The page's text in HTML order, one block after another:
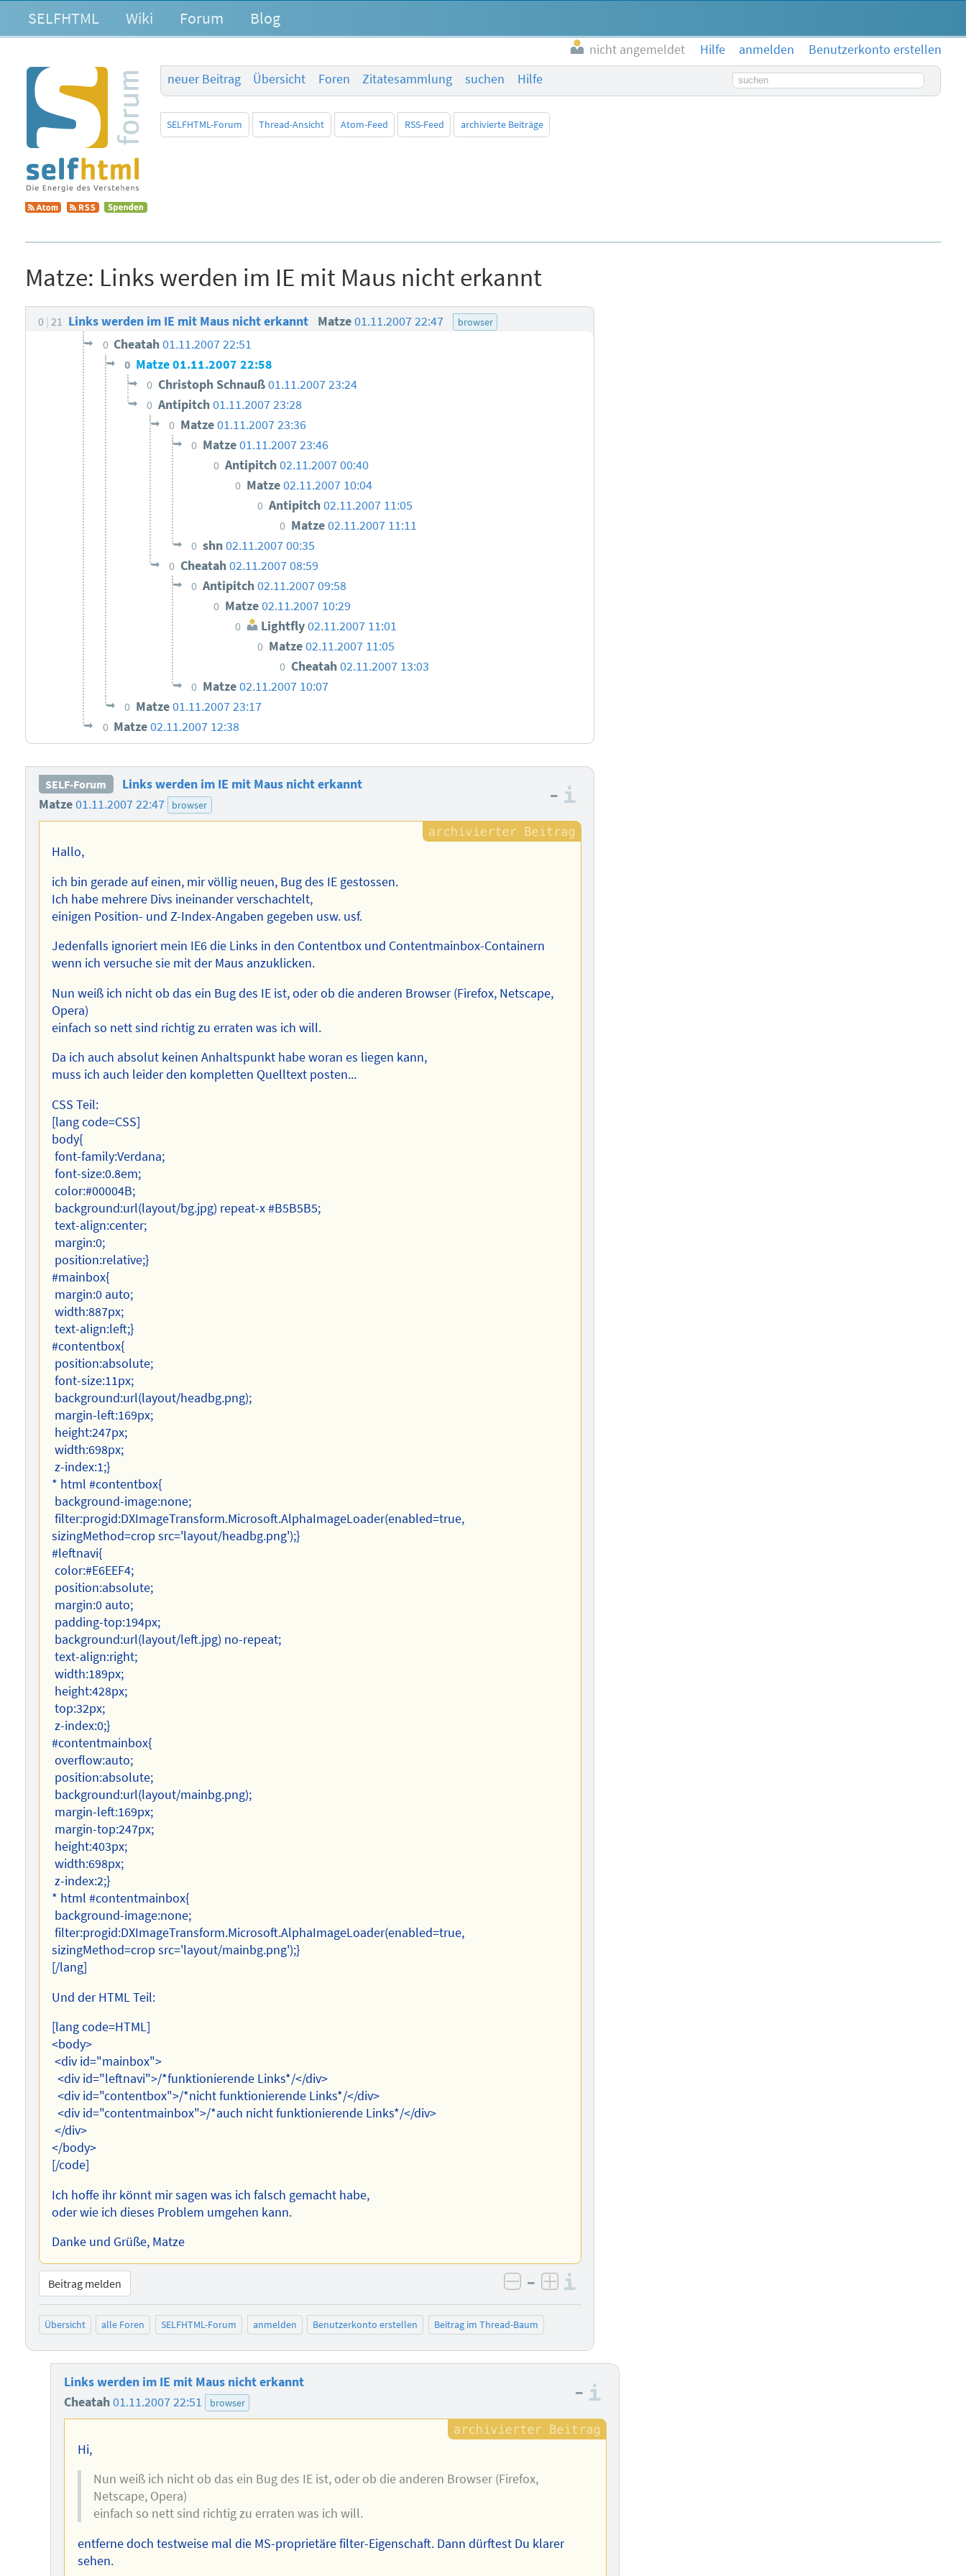
SELFHTML Wiki Forum Blog
nicht angemeldet Hilfe anmelden
Benutzerkonto erstellen
neuer Beitrag
Übersicht Foren Zitatesammlung suchen Hilfe Suchbegriff
SELFHTML-Forum Thread-Ansicht Atom-Feed RSS-Feed archivierte Beiträge
Matze: Links werden im IE mit Maus nicht erkannt
0 21 Links werden im IE mit Maus nicht erkannt Matze01.11.2007 22:47 browser
0 Cheatah01.11.2007 22:51
0 Matze01.11.2007 22:58
0 Christoph Schnauß01.11.2007 23:24
0 Antipitch01.11.2007 23:28
0 Matze01.11.2007 23:36
0 Matze01.11.2007 23:46
0 Antipitch02.11.2007 00:40
0 Matze02.11.2007 10:04
0 Antipitch02.11.2007 11:05
0 Matze02.11.2007 11:11
0 shn02.11.2007 00:35
0 Cheatah02.11.2007 08:59
0 Antipitch02.11.2007 09:58
0 Matze02.11.2007 10:29
0 Lightfly02.11.2007 11:01
0 Matze02.11.2007 11:05
0 Cheatah02.11.2007 13:03
0 Matze02.11.2007 10:07
0 Matze01.11.2007 23:17
0 Matze02.11.2007 12:38
SELF-Forum
Links werden im IE mit Maus nicht erkannt
Matze01.11.2007 22:47 browser –
Hallo,
ich bin gerade auf einen, mir völlig neuen, Bug des IE gestossen.
Ich habe mehrere Divs ineinander verschachtelt,
einigen Position- und Z-Index-Angaben gegeben usw. usf.
Jedenfalls ignoriert mein IE6 die Links in den Contentbox und Contentmainbox-Containern
wenn ich versuche sie mit der Maus anzuklicken.
Nun weiß ich nicht ob das ein Bug des IE ist, oder ob die anderen Browser (Firefox, Netscape,
Opera)
einfach so nett sind richtig zu erraten was ich will.
Da ich auch absolut keinen Anhaltspunkt habe woran es liegen kann,
muss ich auch leider den kompletten Quelltext posten...
CSS Teil:
[lang code=CSS]
body{
font-family:Verdana;
font-size:0.8em;
color:#00004B;
background:url(layout/bg.jpg) repeat-x #B5B5B5;
text-align:center;
margin:0;
position:relative;}
#mainbox{
margin:0 auto;
width:887px;
text-align:left;}
#contentbox{
position:absolute;
font-size:11px;
background:url(layout/headbg.png);
margin-left:169px;
height:247px;
width:698px;
z-index:1;}
* html #contentbox{
background-image:none;
filter:progid:DXImageTransform.Microsoft.AlphaImageLoader(enabled=true,
sizingMethod=crop src='layout/headbg.png');}
#leftnavi{
color:#E6EEF4;
position:absolute;
margin:0 auto;
padding-top:194px;
background:url(layout/left.jpg) no-repeat;
text-align:right;
width:189px;
height:428px;
top:32px;
z-index:0;}
#contentmainbox{
overflow:auto;
position:absolute;
background:url(layout/mainbg.png);
margin-left:169px;
margin-top:247px;
height:403px;
width:698px;
z-index:2;}
* html #contentmainbox{
background-image:none;
filter:progid:DXImageTransform.Microsoft.AlphaImageLoader(enabled=true,
sizingMethod=crop src='layout/mainbg.png');}
[/lang]
Und der HTML Teil:
[lang code=HTML]
<body>
<div id="mainbox">
<div id="leftnavi">/*funktionierende Links*/</div>
<div id="contentbox">/*nicht funktionierende Links*/</div>
<div id="contentmainbox">/*auch nicht funktionierende Links*/</div>
</div>
</body>
[/code]
Ich hoffe ihr könnt mir sagen was ich falsch gemacht habe,
oder wie ich dieses Problem umgehen kann.
Danke und Grüße, Matze
Beitrag melden negativ bewerten
– positiv bewerten
Übersicht alle Foren SELFHTML-Forum anmelden Benutzerkonto erstellen Beitrag im Thread-Baum
Links werden im IE mit Maus nicht erkannt
Cheatah01.11.2007 22:51 browser –
Hi,
Nun weiß ich nicht ob das ein Bug des IE ist, oder ob die anderen Browser (Firefox,
Netscape, Opera)
einfach so nett sind richtig zu erraten was ich will.
entferne doch testweise mal die MS-proprietäre filter-Eigenschaft. Dann dürftest Du klarer
sehen.